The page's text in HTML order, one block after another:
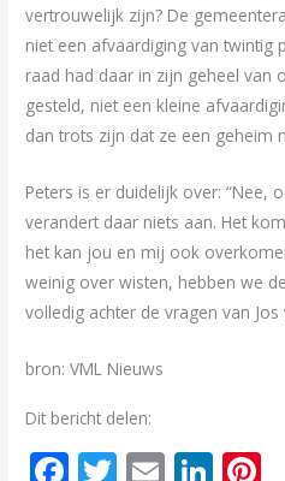
vertrouwelijk zijn? De
niet een afvaardiging van twintig
raad had daar in zijn geheel
gesteld, niet een kleine
dan trots zijn dat ze een geheim
Peters is er duidelijk over: “Nee,
verandert daar niets aan. Het
het kan jou en mij ook
weinig over wisten, hebben we
volledig achter de vragen van Jos
bron: VML Nieuws
Dit bericht delen:
F T E Li